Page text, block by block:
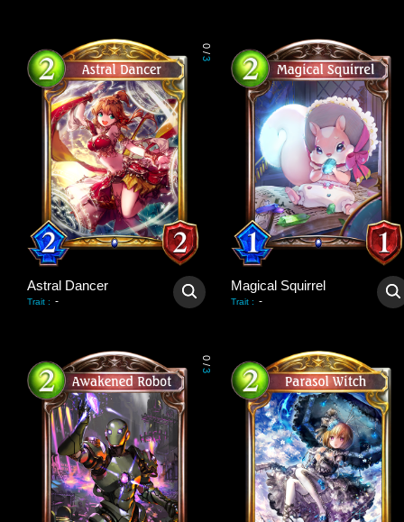
0
/
3
Astral Dancer
Trait : -
Magical Squirrel
Trait : -
0
/
3